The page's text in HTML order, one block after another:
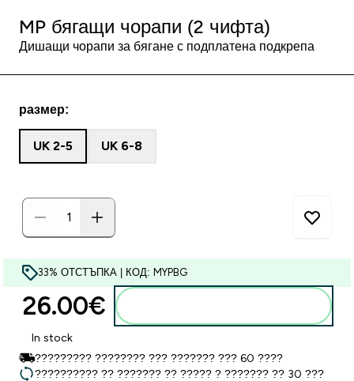
MP бягащи чорапи (2 чифта)
Дишащи чорапи за бягане с подплатена подкрепа
размер:
UK 2-5 UK 6-8
33% ОТСТЪПКА | КОД: MYPBG
26.00€‎
In stock
????????? ???????? ??? ??????? ??? 60 ????
?????????? ?? ??????? ?? ????? ? ??????? ?? 30 ???